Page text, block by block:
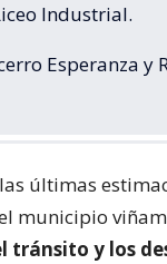
Industrial.
Esperanza y
últimas
municipio
tránsito y los